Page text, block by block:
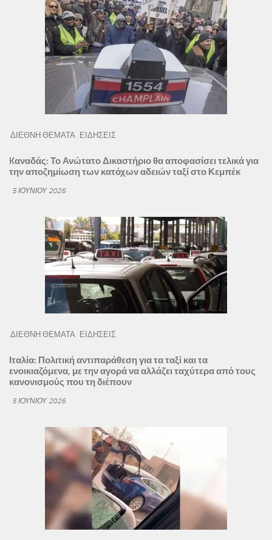
ΔΙΕΘΝΗ ΘΕΜΑΤΑ ΕΙΔΗΣΕΙΣ
Kαναδάς: Το Ανώτατο Δικαστήριο θα αποφασίσει τελικά για
την αποζημίωση των κατόχων αδειών ταξί στο Κεμπέκ
5 ΙΟΥΝΊΟΥ 2026
ΔΙΕΘΝΗ ΘΕΜΑΤΑ ΕΙΔΗΣΕΙΣ
Ιταλία: Πολιτική αντιπαράθεση για τα ταξί και τα
ενοικιαζόμενα, με την αγορά να αλλάζει ταχύτερα από τους
κανονισμούς που τη διέπουν
5 ΙΟΥΝΊΟΥ 2026